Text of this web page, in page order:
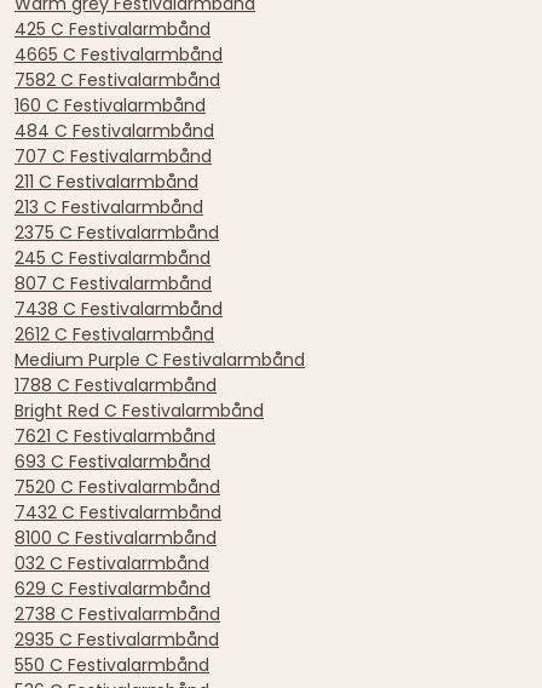
425 C Festivalarmbånd
4665 C Festivalarmbånd
7582 C Festivalarmbånd
160 C Festivalarmbånd
484 C Festivalarmbånd
707 C Festivalarmbånd
211 C Festivalarmbånd
213 C Festivalarmbånd
2375 C Festivalarmbånd
245 C Festivalarmbånd
807 C Festivalarmbånd
7438 C Festivalarmbånd
2612 C Festivalarmbånd
Medium Purple C Festivalarmbånd
1788 C Festivalarmbånd
Bright Red C Festivalarmbånd
7621 C Festivalarmbånd
693 C Festivalarmbånd
7520 C Festivalarmbånd
7432 C Festivalarmbånd
8100 C Festivalarmbånd
032 C Festivalarmbånd
629 C Festivalarmbånd
2738 C Festivalarmbånd
2935 C Festivalarmbånd
550 C Festivalarmbånd